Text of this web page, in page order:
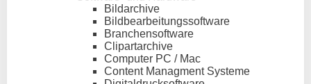
Bildarchive
Bildbearbeitungssoftware
Branchensoftware
Clipartarchive
Computer PC / Mac
Content Managment Systeme